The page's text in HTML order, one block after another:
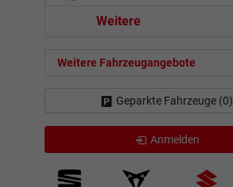
Weitere
Weitere Fahrzeugangebote
Geparkte Fahrzeuge (0)
Anmelden